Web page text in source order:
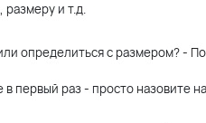
и т.д.
определиться с размером? -
в первый раз - просто